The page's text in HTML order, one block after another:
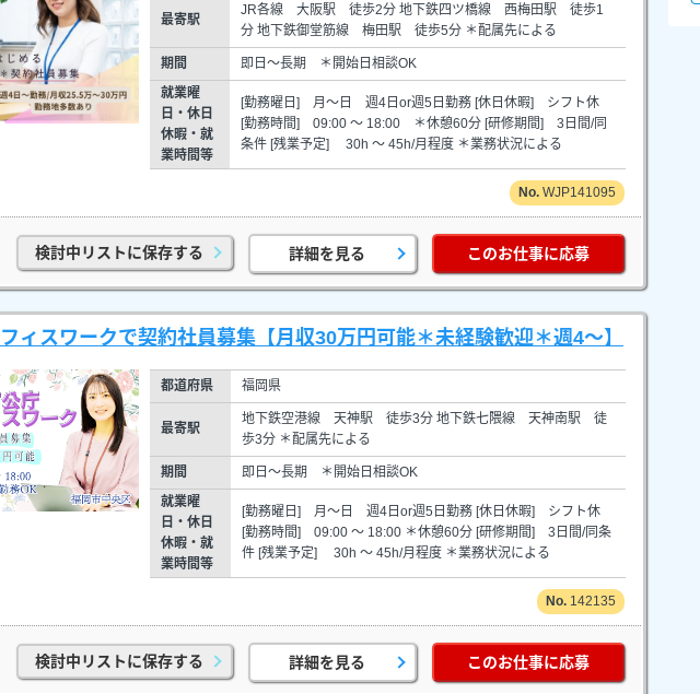
最寄駅
JR各線 大阪駅 徒歩2分 地下鉄四ツ橋線 西梅田駅 徒歩1
分 地下鉄御堂筋線 梅田駅 徒歩5分 ＊配属先による
期間
即日～長期 ＊開始日相談OK
就業曜
日・休日
休暇・就
業時間等
[勤務曜日] 月～日 週4日or週5日勤務 [休日休暇] シフト休
[勤務時間] 09:00 ～ 18:00 ＊休憩60分 [研修期間] 3日間/同
条件 [残業予定] 30h ～ 45h/月程度 ＊業務状況による
WJP141095
検討中リストに保存する 詳細を見る このお仕事に応募
ィスワークで契約社員募集【月収30万円可能＊未経験歓迎＊週4～】
都道府県 福岡県
最寄駅
地下鉄空港線 天神駅 徒歩3分 地下鉄七隈線 天神南駅 徒
歩3分 ＊配属先による
期間
即日～長期 ＊開始日相談OK
就業曜
日・休日
休暇・就
業時間等
[勤務曜日] 月～日 週4日or週5日勤務 [休日休暇] シフト休
[勤務時間] 09:00 ～ 18:00 ＊休憩60分 [研修期間] 3日間/同条
件 [残業予定] 30h ～ 45h/月程度 ＊業務状況による
142135
検討中リストに保存する 詳細を見る このお仕事に応募